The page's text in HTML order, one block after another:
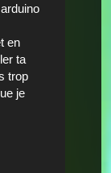
en
ta
trop
je